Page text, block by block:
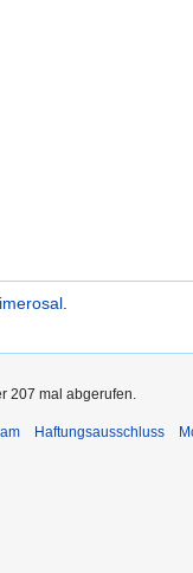
.
207 mal abgerufen.
Haftungsausschluss